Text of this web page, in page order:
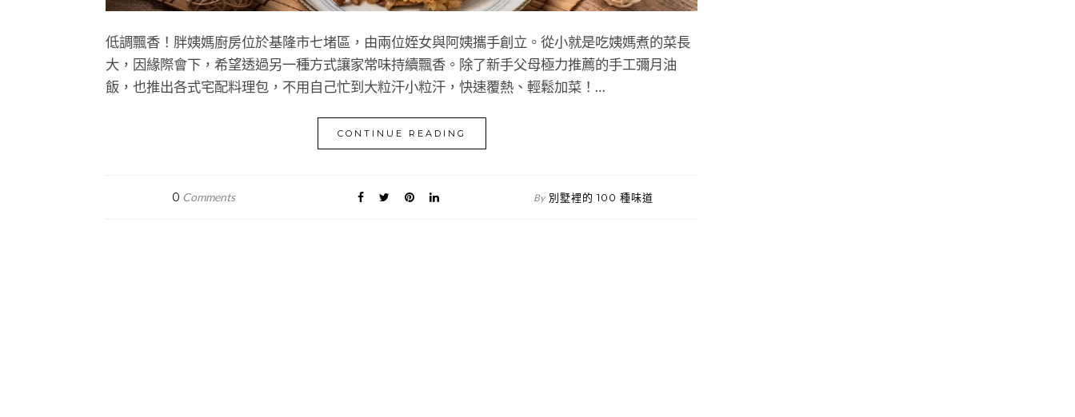
低調飄香！胖姨媽廚房位於基隆市七堵區，由兩位姪女與阿姨攜手創立。從小就是吃姨媽煮的菜長
大，因緣際會下，希望透過另一種方式讓家常味持續飄香。除了新手父母極力推薦的手工彌月油
飯，也推出各式宅配料理包，不用自己忙到大粒汗小粒汗，快速覆熱、輕鬆加菜！…
CONTINUE READING
0 Comments By 別墅裡的 100 種味道